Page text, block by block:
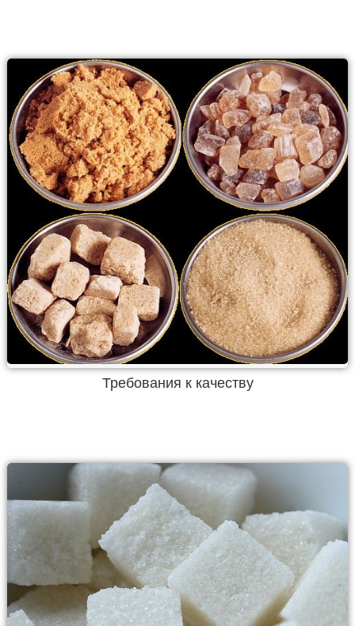
Требования к качеству